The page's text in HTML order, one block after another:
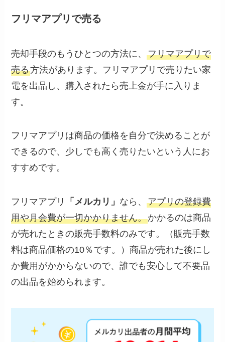
フリマアプリで売る
売却手段のもうひとつの方法に、フリマアプリで
売る方法があります。フリマアプリで売りたい家
電を出品し、購入されたら売上金が手に入りま
す。
フリマアプリは商品の価格を自分で決めることが
できるので、少しでも高く売りたいという人にお
すすめです。
フリマアプリ 「メルカリ」 なら、アプリの登録費
用や月会費が一切かかりません。かかるのは商品
が売れたときの販売手数料のみです。（販売手数
料は商品価格の10％です。）商品が売れた後にし
か費用がかからないので、誰でも安心して不要品
の出品を始められます。